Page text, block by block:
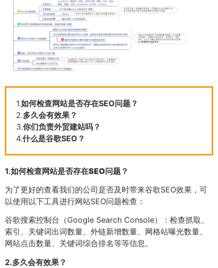
1.如何检查网站是否存在SEO问题？
2.多久会有效果？
3.你们负责外贸建站吗？
4.什么是谷歌SEO？
1.如何检查网站是否存在SEO问题？
为了更好的查看我们的公司是否及时带来谷歌SEO效果，可
以使用以下工具进行网站SEO问题检查：
谷歌搜索控制台（Google Search Console）：检查抓取、
索引、关键词出词数量、外链新增数量、网格站曝光数量、
网站点击数量、关键词综合排名等等信息。
2.多久会有效果？